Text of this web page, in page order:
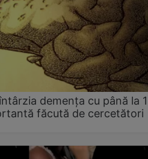
demența cu până la
făcută de cercetători